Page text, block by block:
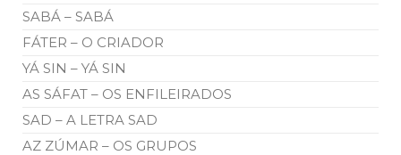
SABÁ – SABÁ
FÁTER – O CRIADOR
YÁ SIN – YÁ SIN
AS SÁFAT – OS ENFILEIRADOS
SAD – A LETRA SAD
AZ ZÚMAR – OS GRUPOS